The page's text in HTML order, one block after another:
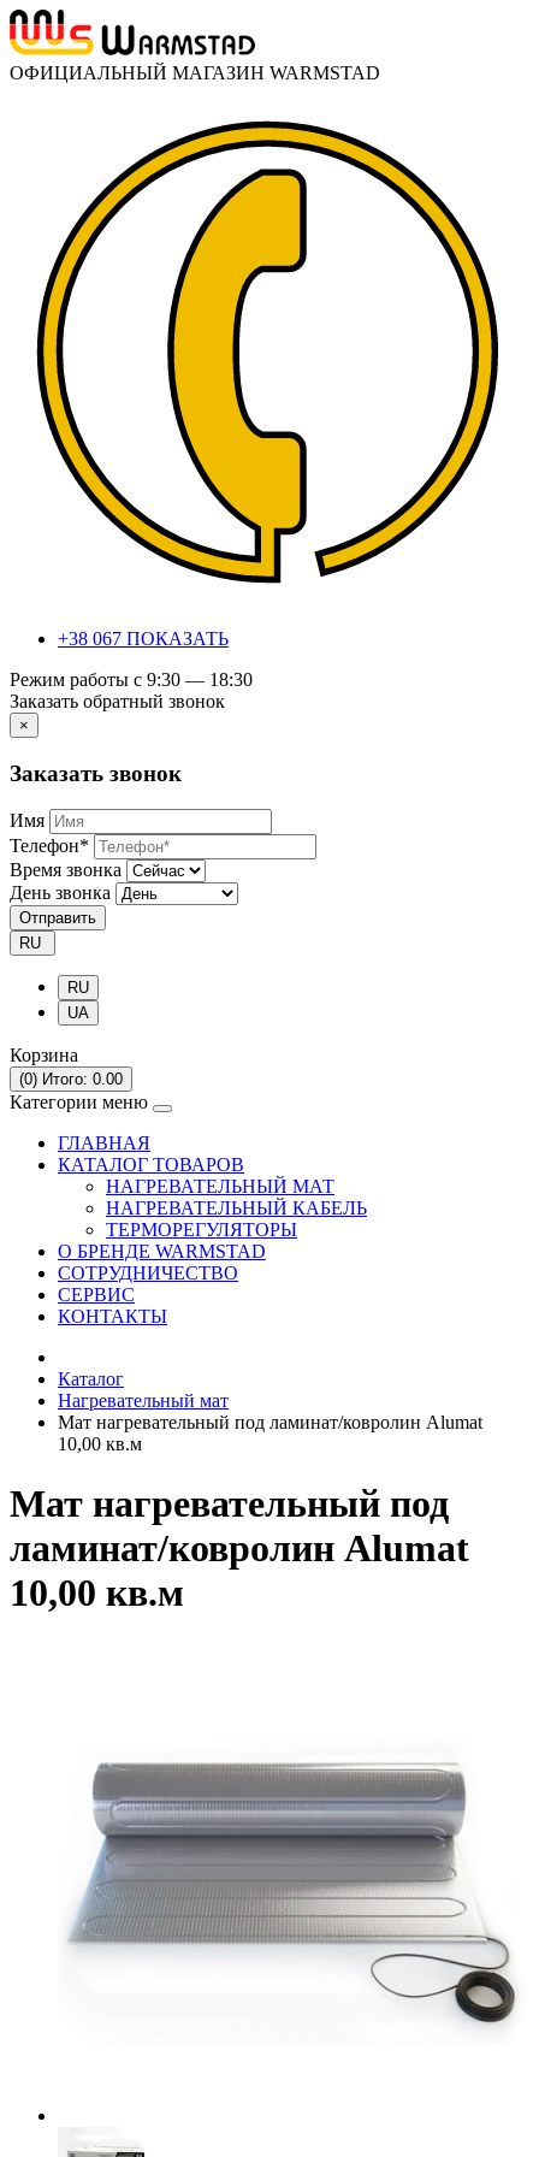
ОФИЦИАЛЬНЫЙ МАГАЗИН WARMSTAD
+38 067 ПОКАЗАТЬ
Режим работы с 9:30 — 18:30
Заказать обратный звонок
×
Заказать звонок
Имя
Телефон*
Время звонка
День звонка
Отправить
RU
RU
UA
Корзина
(0) Итого: 0.00
Категории меню
ГЛАВНАЯ
КАТАЛОГ ТОВАРОВ
НАГРЕВАТЕЛЬНЫЙ МАТ
НАГРЕВАТЕЛЬНЫЙ КАБЕЛЬ
ТЕРМОРЕГУЛЯТОРЫ
О БРЕНДЕ WARMSTAD
СОТРУДНИЧЕСТВО
СЕРВИC
КОНТАКТЫ
Каталог
Нагревательный мат
Мат нагревательный под ламинат/ковролин Alumat
10,00 кв.м
Мат нагревательный под
ламинат/ковролин Alumat
10,00 кв.м